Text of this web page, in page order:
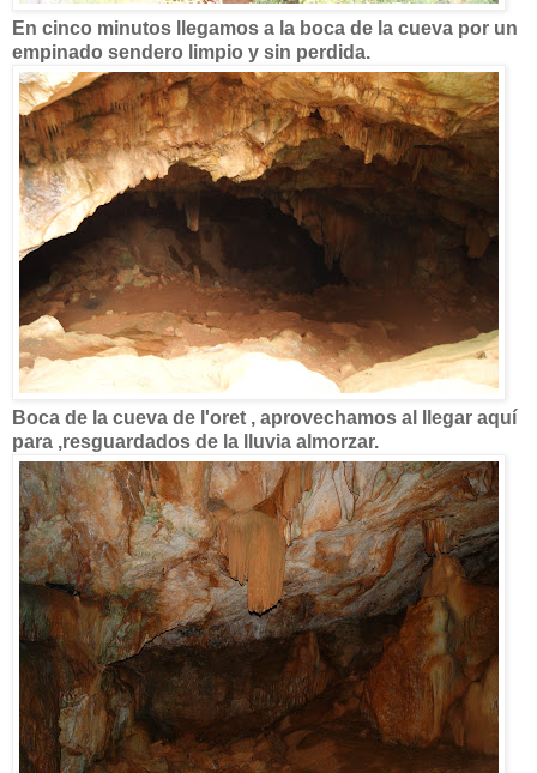
En cinco minutos llegamos a la boca de la cueva por un
empinado sendero limpio y sin perdida.
Boca de la cueva de l'oret , aprovechamos al llegar aquí
para ,resguardados de la lluvia almorzar.